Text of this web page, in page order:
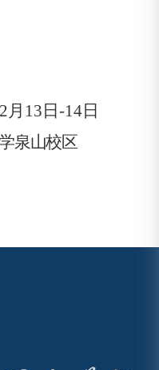
月 13 日 -14日
泉山校区